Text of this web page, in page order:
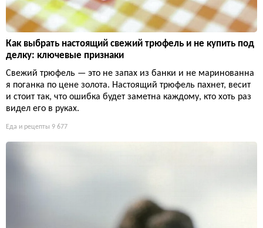
Как выбрать настоящий свежий трюфель и не купить под
делку: ключевые признаки
Свежий трюфель — это не запах из банки и не маринованна
я поганка по цене золота. Настоящий трюфель пахнет, весит
и стоит так, что ошибка будет заметна каждому, кто хоть раз
видел его в руках.
Еда и рецепты 9 677